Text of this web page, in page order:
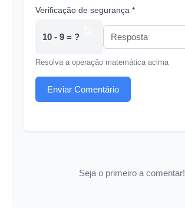
Verificação de segurança *
10 - 9 = ?
Resolva a operação matemática acima
Enviar Comentário
Seja o primeiro a comentar!